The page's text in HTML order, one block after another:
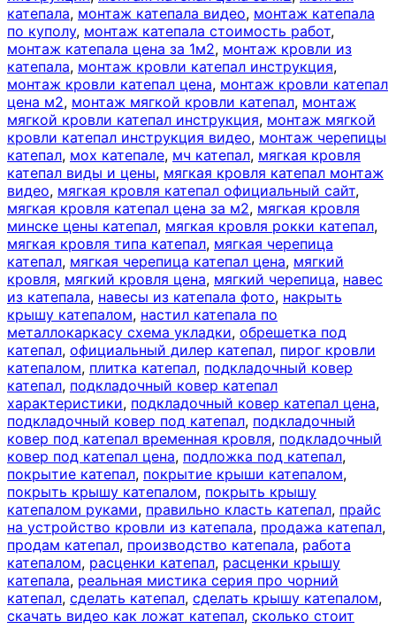
катепала, монтаж катепала видео, монтаж катепала
по куполу, монтаж катепала стоимость работ,
монтаж катепала цена за 1м2, монтаж кровли из
катепала, монтаж кровли катепал инструкция,
монтаж кровли катепал цена, монтаж кровли катепал
цена м2, монтаж мягкой кровли катепал, монтаж
мягкой кровли катепал инструкция, монтаж мягкой
кровли катепал инструкция видео, монтаж черепицы
катепал, мох катепале, мч катепал, мягкая кровля
катепал виды и цены, мягкая кровля катепал монтаж
видео, мягкая кровля катепал официальный сайт,
мягкая кровля катепал цена за м2, мягкая кровля
минске цены катепал, мягкая кровля рокки катепал,
мягкая кровля типа катепал, мягкая черепица
катепал, мягкая черепица катепал цена, мягкий
кровля, мягкий кровля цена, мягкий черепица, навес
из катепала, навесы из катепала фото, накрыть
крышу катепалом, настил катепала по
металлокаркасу схема укладки, обрешетка под
катепал, официальный дилер катепал, пирог кровли
катепалом, плитка катепал, подкладочный ковер
катепал, подкладочный ковер катепал
характеристики, подкладочный ковер катепал цена,
подкладочный ковер под катепал, подкладочный
ковер под катепал временная кровля, подкладочный
ковер под катепал цена, подложка под катепал,
покрытие катепал, покрытие крыши катепалом,
покрыть крышу катепалом, покрыть крышу
катепалом руками, правильно класть катепал, прайс
на устройство кровли из катепала, продажа катепал,
продам катепал, производство катепала, работа
катепалом, расценки катепал, расценки крышу
катепала, реальная мистика серия про чорний
катепал, сделать катепал, сделать крышу катепалом,
скачать видео как ложат катепал, сколько стоит